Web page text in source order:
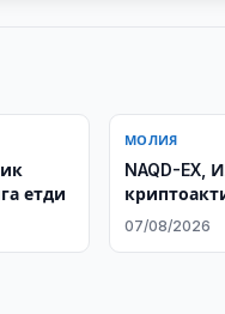
етди
МОЛИЯ
NAQD-EX,
07/08/2026